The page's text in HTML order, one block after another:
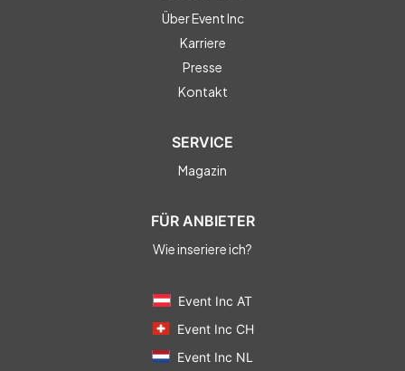
Über Event Inc
Karriere
Presse
Kontakt
SERVICE
Magazin
FÜR ANBIETER
Wie inseriere ich?
Event Inc AT
Event Inc CH
Event Inc NL